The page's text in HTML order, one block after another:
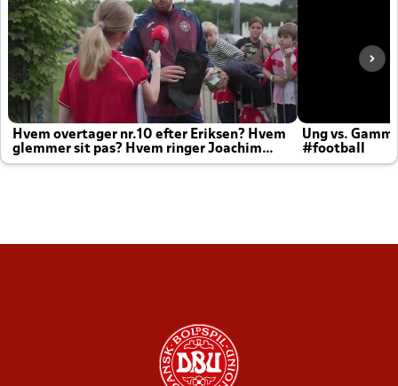
Hvem overtager nr.10 efter Eriksen? Hvem
glemmer sit pas? Hvem ringer Joachim
altid til efter kampe?
Ung vs.
#football